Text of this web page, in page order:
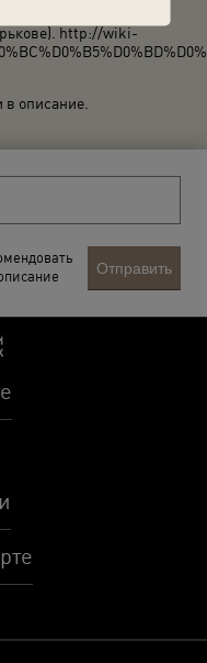
http://wiki-
описание.
Отправить